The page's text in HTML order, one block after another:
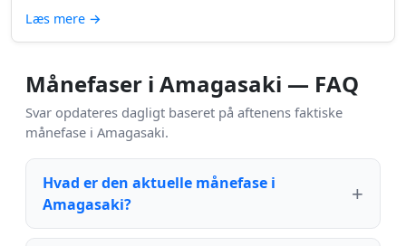
Læs mere →
Månefaser i Amagasaki — FAQ
Svar opdateres dagligt baseret på aftenens faktiske
månefase i Amagasaki.
Hvad er den aktuelle månefase i
Amagasaki?